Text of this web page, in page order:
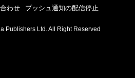
わせ プッシュ通知の配信停止
Publishers Ltd. All Right Reserved